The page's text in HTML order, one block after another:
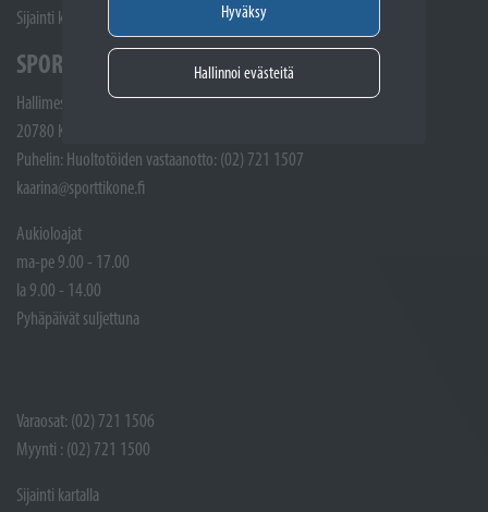
Hyväksy
Hallinnoi evästeitä
Sijainti kartalla
SPORTTIKONE KAARINA
Hallimestarinkatu 4
20780 Kaarina
Puhelin: Huoltotöiden vastaanotto: (02) 721 1507
kaarina@sporttikone.fi
Aukioloajat
ma-pe 9.00 - 17.00
la 9.00 - 14.00
Pyhäpäivät suljettuna
Varaosat: (02) 721 1506
Myynti : (02) 721 1500
Sijainti kartalla